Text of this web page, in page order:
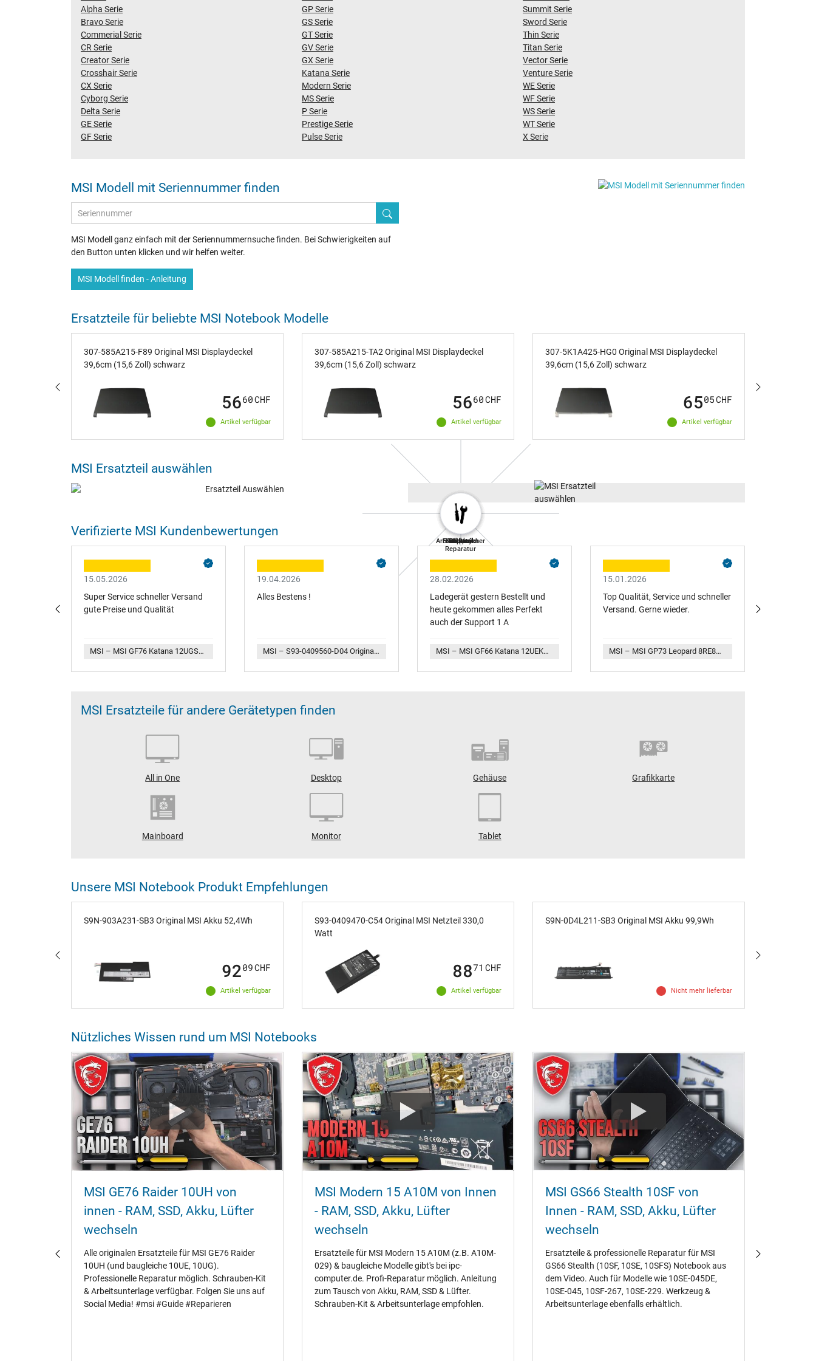
Alpha Serie
Bravo Serie
Commerial Serie
CR Serie
Creator Serie
Crosshair Serie
CX Serie
Cyborg Serie
Delta Serie
GE Serie
GF Serie
GP Serie
GS Serie
GT Serie
GV Serie
GX Serie
Katana Serie
Modern Serie
MS Serie
P Serie
Prestige Serie
Pulse Serie
Summit Serie
Sword Serie
Thin Serie
Titan Serie
Vector Serie
Venture Serie
WE Serie
WF Serie
WS Serie
WT Serie
X Serie
MSI Modell mit Seriennummer finden
MSI Modell ganz einfach mit der Seriennummernsuche finden. Bei Schwierigkeiten auf
den Button unten klicken und wir helfen weiter.
MSI Modell finden - Anleitung
Ersatzteile für beliebte MSI Notebook Modelle
307-585A215-F89 Original MSI Displaydeckel
39,6cm (15,6 Zoll) schwarz
Artikel verfügbar
5660CHF
307-585A215-TA2 Original MSI Displaydeckel
39,6cm (15,6 Zoll) schwarz
Artikel verfügbar
5660CHF
307-5K1A425-HG0 Original MSI Displaydeckel
39,6cm (15,6 Zoll) schwarz
Artikel verfügbar
6505CHF
MSI Ersatzteil auswählen
Akkus
Tastatur
Netzteil
Lüfter
Display
Festplatten
Arbeitsspeicher
Notebook
Reparatur
Verifizierte MSI Kundenbewertungen
15.05.2026
Super Service schneller Versand
gute Preise und Qualität
MSI – MSI GF76 Katana 12UGS12UGK (MS-17L3) Original Netzteil 240,0 Watt
19.04.2026
Alles Bestens !
MSI – S93-0409560-D04 Original MSI Netzteil 280,0 Watt
28.02.2026
Ladegerät gestern Bestellt und
heute gekommen alles Perfekt
auch der Support 1 A
MSI – MSI GF66 Katana 12UEK12UG12UGS (MS-1583) Original Netzteil 240,0 Watt
15.01.2026
Top Qualität, Service und schneller
Versand. Gerne wieder.
MSI – MSI GP73 Leopard 8RE8RF (MS-17C5) Original Displaydeckel 43,2cm (17,3 Zoll) schwarz mit Öffnungen
MSI Ersatzteile für andere Gerätetypen finden
All in One Desktop Gehäuse Grafikkarte
Mainboard Monitor Tablet
Unsere MSI Notebook Produkt Empfehlungen
S9N-903A231-SB3 Original MSI Akku 52,4Wh
Artikel verfügbar
9209CHF
S93-0409470-C54 Original MSI Netzteil 330,0
Watt
Artikel verfügbar
8871 CHF
S9N-0D4L211-SB3 Original MSI Akku 99,9Wh
Nicht mehr lieferbar
Nützliches Wissen rund um MSI Notebooks
MSI GE76 Raider 10UH von
innen - RAM‚ SSD‚ Akku‚ Lüfter
wechseln
Alle originalen Ersatzteile für MSI GE76 Raider
10UH (und baugleiche 10UE‚ 10UG).
Professionelle Reparatur möglich. Schrauben-Kit
& Arbeitsunterlage verfügbar. Folgen Sie uns auf
Social Media! #msi #Guide #Reparieren
MSI Modern 15 A10M von Innen
- RAM‚ SSD‚ Akku‚ Lüfter
wechseln
Ersatzteile für MSI Modern 15 A10M (z.B. A10M-
029) & baugleiche Modelle gibt's bei ipc-
computer.de. Profi-Reparatur möglich. Anleitung
zum Tausch von Akku‚ RAM‚ SSD & Lüfter.
Schrauben-Kit & Arbeitsunterlage empfohlen.
MSI GS66 Stealth 10SF von
Innen - RAM‚ SSD‚ Akku‚ Lüfter
wechseln
Ersatzteile & professionelle Reparatur für MSI
GS66 Stealth (10SF‚ 10SE‚ 10SFS) Notebook aus
dem Video. Auch für Modelle wie 10SE-045DE‚
10SE-045‚ 10SF-267‚ 10SE-229. Werkzeug &
Arbeitsunterlage ebenfalls erhältlich.